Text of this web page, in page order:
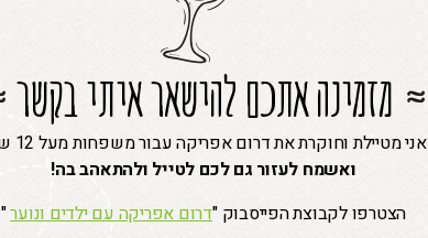
מזמינה אתכם להישאר איתי בקשר
אני מטיילת וחוקרת את דרום אפריקה עבור משפחות מעל 12 שנה
ואשמח לעזור גם לכם לטייל ולהתאהב בה!
הצטרפו לקבוצת הפייסבוק "דרום אפריקה עם ילדים ונוער"